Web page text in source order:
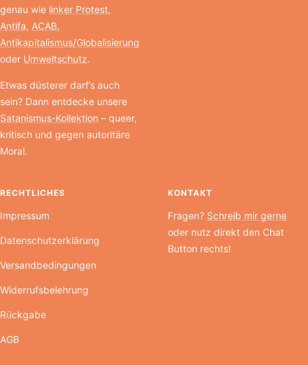
genau wie linker Protest,
Antifa, ACAB,
Antikapitalismus/Globalisierung
oder Umweltschutz.
Etwas düsterer darf’s auch
sein? Dann entdecke unsere
Satanismus-Kollektion – queer,
kritisch und gegen autoritäre
Moral.
RECHTLICHES
Impressum
Datenschutzerklärung
Versandbedingungen
Widerrufsbelehrung
Rückgabe
AGB
KONTAKT
Fragen? Schreib mir gerne
oder nutz direkt den Chat
Button rechts!